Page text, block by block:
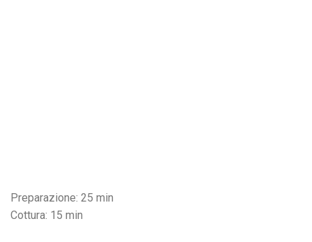
Preparazione: 25 min
Cottura: 15 min